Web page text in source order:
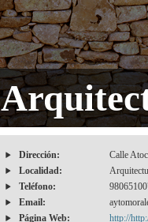
Dirección:
Calle
Localidad:
Teléfono:
Email:
Página Web:
http://